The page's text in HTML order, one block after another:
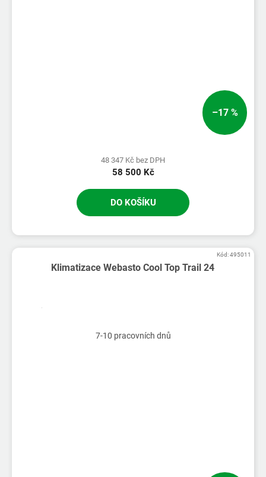
–17 %
48 347 Kč bez DPH
58 500 Kč
DO KOŠÍKU
Klimatizace Webasto Cool Top Trail 24
7-10 pracovních dnů
Kód:495011